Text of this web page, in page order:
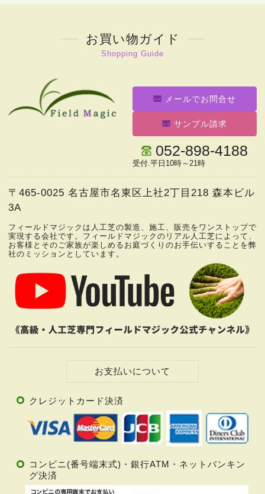
お買い物ガイド
Shopping Guide
メールでお問合せ
サンプル請求
052-898-4188
受付.平日10時～21時
〒465-0025 名古屋市名東区上社2丁目218 森本ビル
3A
フィールドマジックは人工芝の製造、 施工、販売をワンストップで
実現する会社です。 フィールドマジックのリアル人工芝によって、
お客様とそのご家族が楽しめるお庭づくりのお手伝いすることを弊
社のミッションとしています。
お支払いについて
クレジットカード決済
コンビニ(番号端末式)・銀行ATM・ネットバンキン
グ決済